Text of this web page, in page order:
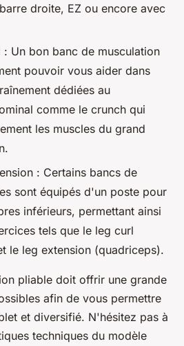
droite, EZ ou encore avec
: Un bon banc de musculation
pouvoir vous aider dans
dédiées au
comme le crunch qui
les muscles du grand
: Certains bancs de
sont équipés d'un poste pour
inférieurs, permettant ainsi
tels que le leg curl
le leg extension (quadriceps).
pliable doit offrir une grande
afin de vous permettre
et diversifié. N'hésitez pas à
techniques du modèle